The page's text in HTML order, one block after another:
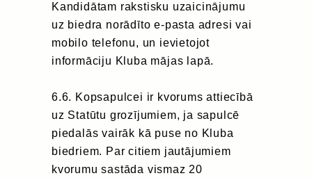
Kandidātam rakstisku uzaicinājumu
uz biedra norādīto e-pasta adresi vai
mobilo telefonu, un ievietojot
informāciju Kluba mājas lapā.
6.6. Kopsapulcei ir kvorums attiecībā
uz Statūtu grozījumiem, ja sapulcē
piedalās vairāk kā puse no Kluba
biedriem. Par citiem jautājumiem
kvorumu sastāda vismaz 20